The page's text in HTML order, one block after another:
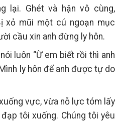
lại. Ghét và hận vô cùng,
xỏ mũi một cú ngoạn mục
cầu xin anh đừng ly hôn.
luôn “Ừ em biết rồi thì anh
ly hôn để anh được tự do
vực, vừa nỗ lực tóm lấy
tôi xuống. Chúng tôi yêu